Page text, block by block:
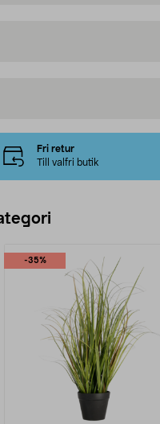
Fri retur
Till valfri butik
-35%